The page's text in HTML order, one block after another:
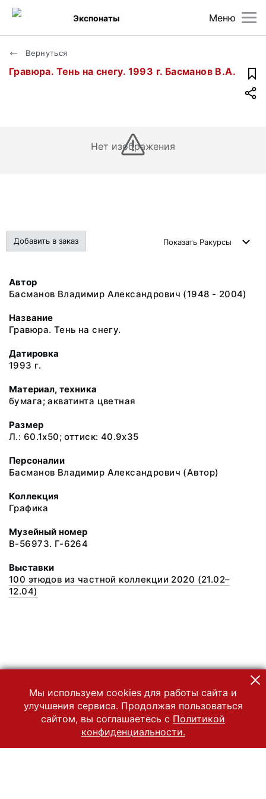
Меню
Экспонаты
Вернуться
Гравюра. Тень на снегу. 1993 г. Басманов В.А.
Нет изображения
Добавить в заказ Показать Ракурсы
Автор
Басманов Владимир Александрович (1948 - 2004)
Название
Гравюра. Тень на снегу.
Датировка
1993 г.
Материал, техника
бумага; акватинта цветная
Размер
Л.: 60.1x50; оттиск: 40.9x35
Персоналии
Басманов Владимир Александрович (Автор)
Коллекция
Графика
Музейный номер
В-56973. Г-6264
Выставки
100 этюдов из частной коллекции 2020 (21.02–
12.04)
Мы используем cookies для работы сайта и
улучшения сервиса. Продолжая пользоваться
сайтом, вы соглашаетесь с Политикой
конфиденциальности.